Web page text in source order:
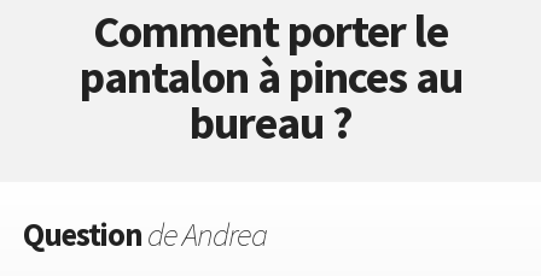
Comment porter le
pantalon à pinces au
bureau ?
Questionde Andrea